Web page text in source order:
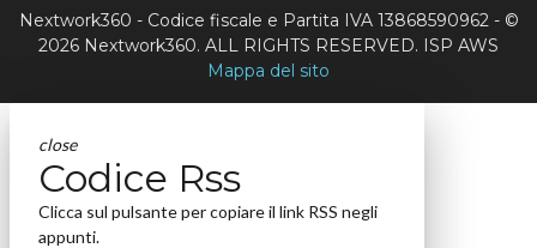
Nextwork360 - Codice fiscale e Partita IVA 13868590962 - ©
2026 Nextwork360. ALL RIGHTS RESERVED. ISP AWS
Mappa del sito
close
Codice Rss
Clicca sul pulsante per copiare il link RSS negli
appunti.